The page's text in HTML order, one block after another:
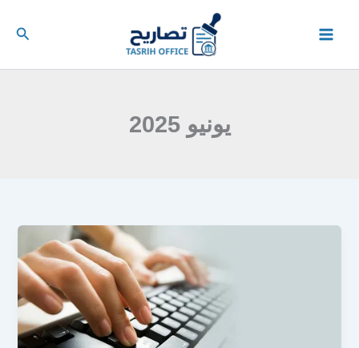
يونيو 2025